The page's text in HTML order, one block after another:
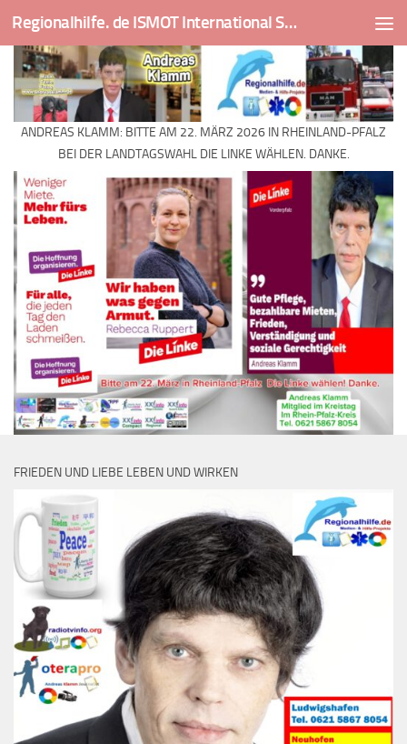
Skip to content Regionalhilfe. de ISMOT International Social And Medical Outreach Team
ANDREAS KLAMM: BITTE AM 22. MÄRZ 2026 IN RHEINLAND-PFALZ
BEI DER LANDTAGSWAHL DIE LINKE WÄHLEN. DANKE.
FRIEDEN UND LIEBE LEBEN UND WIRKEN